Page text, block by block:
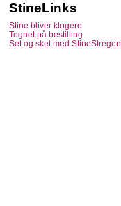
StineLinks
Stine bliver klogere
Tegnet på bestilling
Set og sket med StineStregen